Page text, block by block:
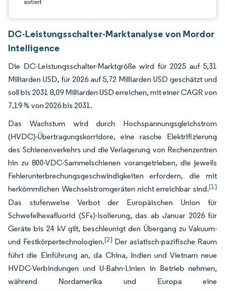
sortiert
DC-Leistungsschalter-Marktanalyse von Mordor
Intelligence
Die DC-Leistungsschalter-Marktgröße wird für 2025 auf 5,31
Milliarden USD, für 2026 auf 5,72 Milliarden USD geschätzt und
soll bis 2031 8,09 Milliarden USD erreichen, mit einer CAGR von
7,19 % von 2026 bis 2031.
Das Wachstum wird durch Hochspannungsgleichstrom
(HVDC)-Übertragungskorridore, eine rasche Elektrifizierung
des Schienenverkehrs und die Verlagerung von Rechenzentren
hin zu 800-VDC-Sammelschienen vorangetrieben, die jeweils
Fehlerunterbrechungsgeschwindigkeiten erfordern, die mit
herkömmlichen Wechselstromgeräten nicht erreichbar sind.[1]
Das stufenweise Verbot der Europäischen Union für
Schwefelhexafluorid (SF₆)-Isolierung, das ab Januar 2026 für
Geräte bis 24 kV gilt, beschleunigt den Übergang zu Vakuum-
und Festkörpertechnologien.[2] Der asiatisch-pazifische Raum
führt die Einführung an, da China, Indien und Vietnam neue
HVDC-Verbindungen und U-Bahn-Linien in Betrieb nehmen,
während Nordamerika und Europa eine